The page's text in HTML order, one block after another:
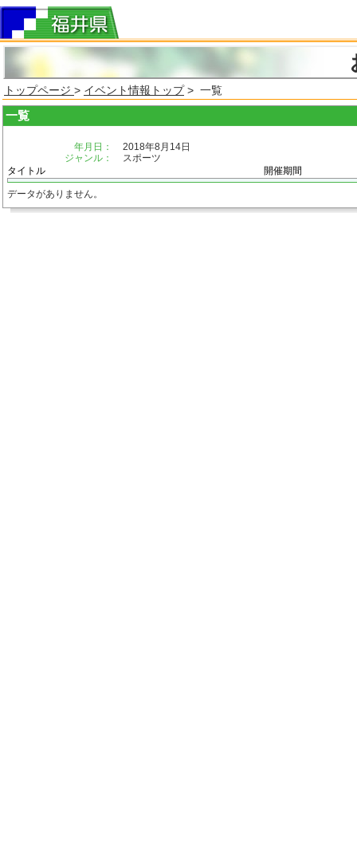
トップページ > イベント情報トップ> 一覧
一覧
年月日：
2018年8月14日
ジャンル：
スポーツ
タイトル
開催期間
データがありません。